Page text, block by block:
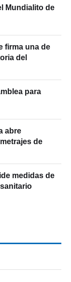
Mundialito de
firma una de
del
para
abre
de
medidas de